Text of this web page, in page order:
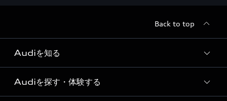
Back to top
Audiを知る
Audi ブランド
Audiを探す・体験する